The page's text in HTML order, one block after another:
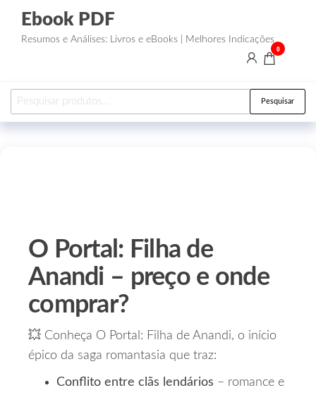
Ebook PDF
Resumos e Análises: Livros e eBooks | Melhores Indicações
0
Pesquisar
O Portal: Filha de
Anandi – preço e onde
comprar?
💥 Conheça O Portal: Filha de Anandi, o início
épico da saga romantasia que traz:
Conflito entre clãs lendários – romance e